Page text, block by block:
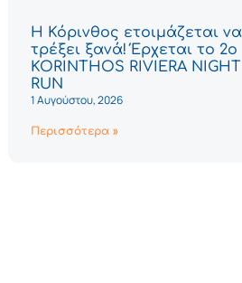
Η Κόρινθος ετοιμάζεται να
τρέξει ξανά! Έρχεται το 2ο
KORINTHOS RIVIERA NIGHT
RUN
1 Αυγούστου, 2026
Περισσότερα »